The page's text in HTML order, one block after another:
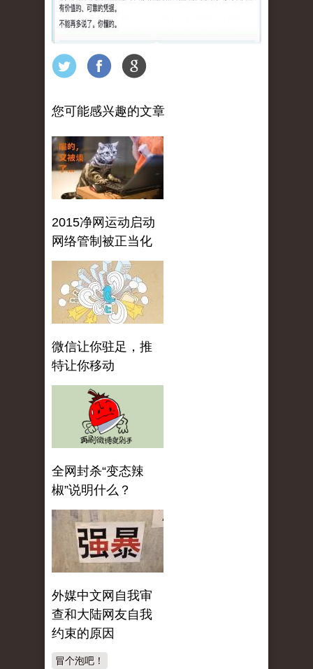
您可能感兴趣的文章
2015净网运动启动
网络管制被正当化
微信让你驻足，推
特让你移动
全网封杀“变态辣
椒”说明什么？
外媒中文网自我审
查和大陆网友自我
约束的原因
冒个泡吧！